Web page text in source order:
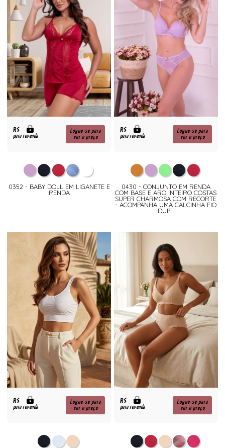
R$
para revenda
Logue-se para
ver o preço
0352 - BABY DOLL EM LIGANETE E
RENDA
R$
para revenda
Logue-se para
ver o preço
0430 - CONJUNTO EM RENDA
COM BASE E ARO INTEIRO COSTAS
SUPER CHARMOSA COM RECORTE
- ACOMPANHA UMA CALCINHA FIO
DUP...
R$
para revenda
Logue-se para
ver o preço
R$
para revenda
Logue-se para
ver o preço